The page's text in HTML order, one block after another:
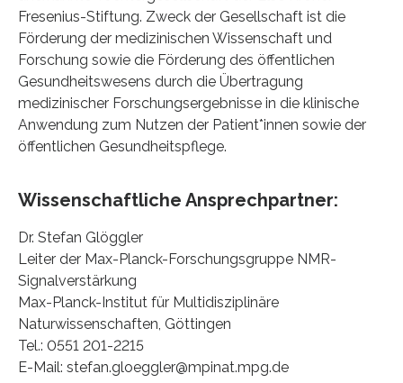
Fresenius-Stiftung. Zweck der Gesellschaft ist die
Förderung der medizinischen Wissenschaft und
Forschung sowie die Förderung des öffentlichen
Gesundheitswesens durch die Übertragung
medizinischer Forschungsergebnisse in die klinische
Anwendung zum Nutzen der Patient*innen sowie der
öffentlichen Gesundheitspflege.
Wissenschaftliche Ansprechpartner:
Dr. Stefan Glöggler
Leiter der Max-Planck-Forschungsgruppe NMR-
Signalverstärkung
Max-Planck-Institut für Multidisziplinäre
Naturwissenschaften, Göttingen
Tel.: 0551 201-2215
E-Mail: stefan.gloeggler@mpinat.mpg.de